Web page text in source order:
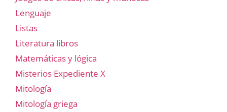
Lenguaje
Listas
Literatura libros
Matemáticas y lógica
Misterios Expediente X
Mitología
Mitología griega